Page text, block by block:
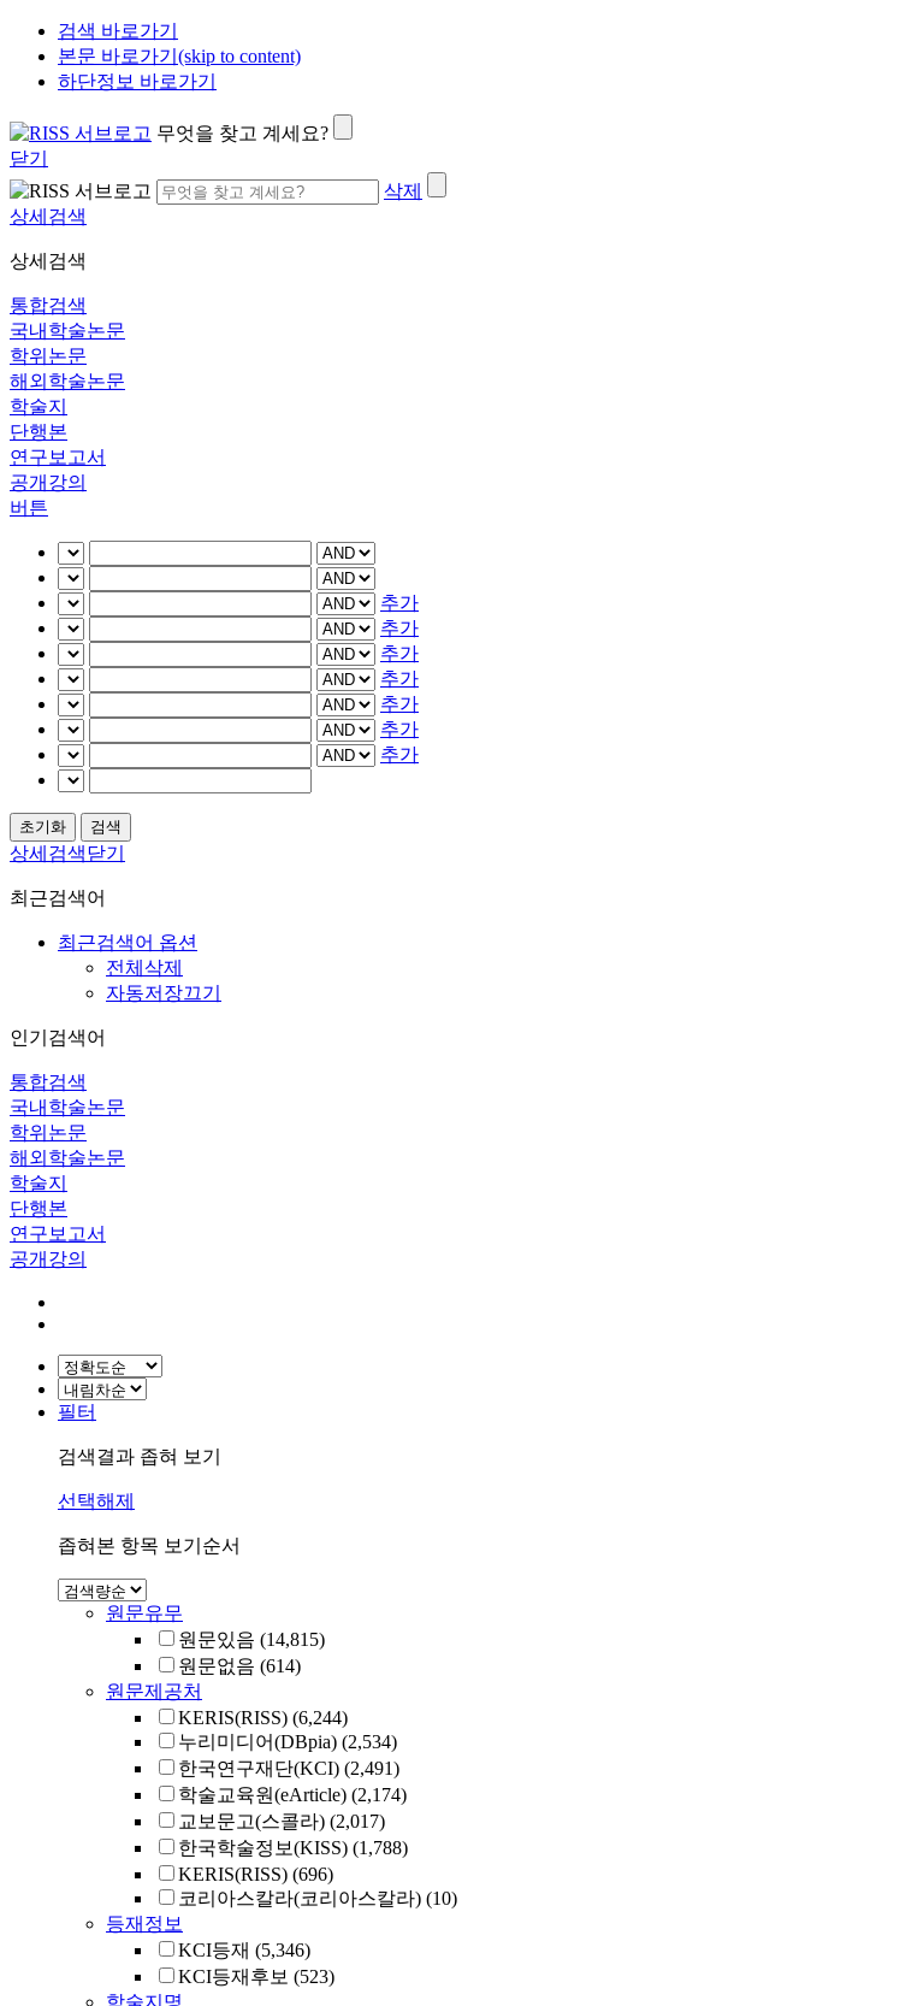
검색 바로가기
본문 바로가기(skip to content)
하단정보 바로가기
무엇을 찾고 계세요?
닫기
삭제
상세검색
상세검색
통합검색
국내학술논문
학위논문
해외학술논문
학술지
단행본
연구보고서
공개강의
버튼
추가
추가
추가
추가
추가
추가
추가
상세검색닫기
최근검색어
최근검색어 옵션
전체삭제
자동저장끄기
인기검색어
통합검색
국내학술논문
학위논문
해외학술논문
학술지
단행본
연구보고서
공개강의
필터
검색결과 좁혀 보기
선택해제
좁혀본 항목 보기순서
원문유무
원문있음 (14,815)
원문없음 (614)
원문제공처
KERIS(RISS) (6,244)
누리미디어(DBpia) (2,534)
한국연구재단(KCI) (2,491)
학술교육원(eArticle) (2,174)
교보문고(스콜라) (2,017)
한국학술정보(KISS) (1,788)
KERIS(RISS) (696)
코리아스칼라(코리아스칼라) (10)
등재정보
KCI등재 (5,346)
KCI등재후보 (523)
학술지명